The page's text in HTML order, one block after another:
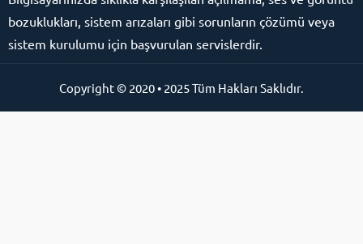
bozuklukları, sistem arızaları gibi sorunların çözümü veya
sistem kurulumu için başvurulan servislerdir.
Copyright © 2020 • 2025 Tüm Hakları Saklıdır.